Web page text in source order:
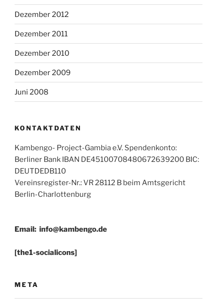
Dezember 2012
Dezember 2011
Dezember 2010
Dezember 2009
Juni 2008
KONTAKTDATEN
Kambengo- Project-Gambia e.V. Spendenkonto:
Berliner Bank IBAN DE45100708480672639200 BIC:
DEUTDEDB110
Vereinsregister-Nr.: VR 28112 B beim Amtsgericht
Berlin-Charlottenburg
Email: info@kambengo.de
[the1-socialicons]
META